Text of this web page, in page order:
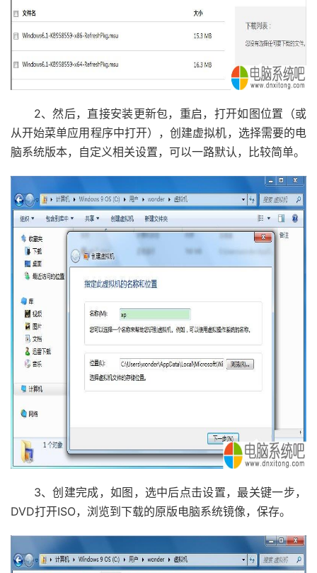
2、然后，直接安装更新包，重启，打开如图位置（或
从开始菜单应用程序中打开），创建虚拟机，选择需要的电
脑系统版本，自定义相关设置，可以一路默认，比较简单。
3、创建完成，如图，选中后点击设置，最关键一步，
DVD打开ISO，浏览到下载的原版电脑系统镜像，保存。